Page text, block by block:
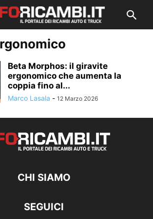
Beta Morphos: il giravite
ergonomico che aumenta la
coppia fino al...
Marco Lasala - 12 Marzo 2026
CHI SIAMO
SEGUICI